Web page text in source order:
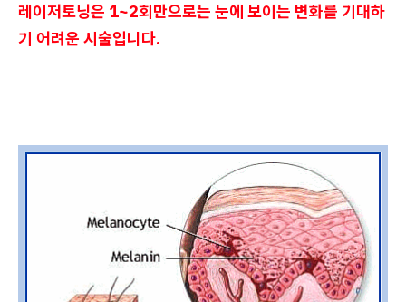
레이저토닝은 1~2회만으로는 눈에 보이는 변화를 기대하
기 어려운 시술입니다.